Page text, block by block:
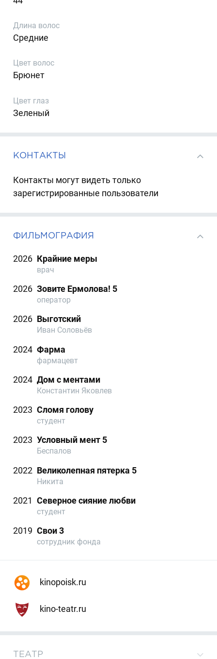
Длина волос
Средние
Цвет волос
Брюнет
Цвет глаз
Зеленый
КОНТАКТЫ
Контакты могут видеть только
зарегистрированные пользователи
ФИЛЬМОГРАФИЯ
2026 Крайние меры
врач
2026 Зовите Ермолова! 5
оператор
2026 Выготский
Иван Соловьёв
2024 Фарма
фармацевт
2024 Дом с ментами
Константин Яковлев
2023 Сломя голову
студент
2023 Условный мент 5
Беспалов
2022 Великолепная пятерка 5
Никита
2021 Северное сияние любви
студент
2019 Свои 3
сотрудник фонда
kinopoisk.ru
kino-teatr.ru
ТЕАТР